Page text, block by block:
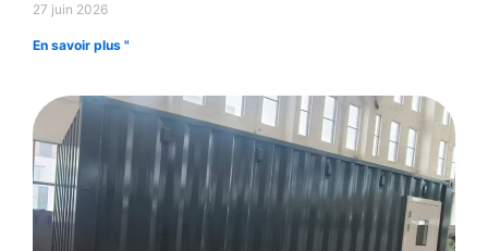
27 juin 2026
En savoir plus "